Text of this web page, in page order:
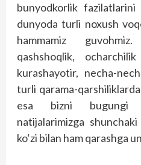
bunyodkorlik
dunyoda turli noxush
hammamiz
qashshoqlik,
kurashayotir, necha-
turli qarama-
esa bizni bugungi
natijalarimizga
ko‘zi bilan ham qarashga